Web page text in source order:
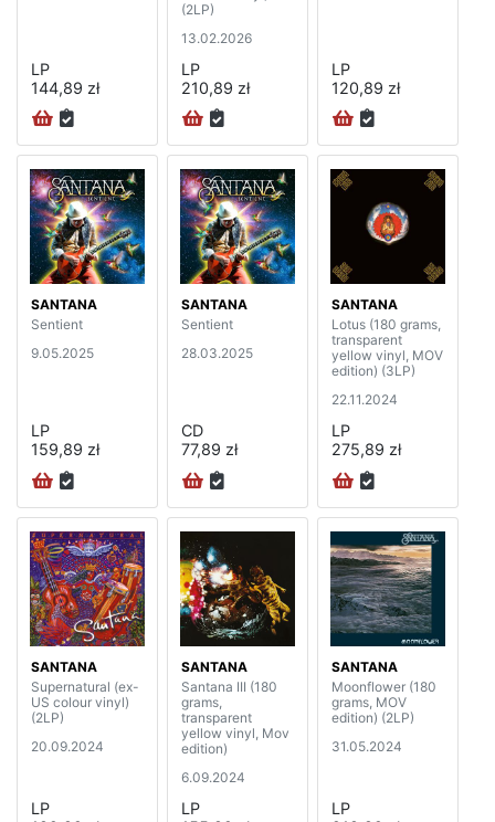
LP
144,89 zł
(2LP)
13.02.2026
LP
210,89 zł
LP
120,89 zł
SANTANA
Sentient
9.05.2025
LP
159,89 zł
SANTANA
Sentient
28.03.2025
CD
77,89 zł
SANTANA
Lotus (180 grams,
transparent
yellow vinyl, MOV
edition) (3LP)
22.11.2024
LP
275,89 zł
SANTANA
Supernatural (ex-
US colour vinyl)
(2LP)
20.09.2024
LP
SANTANA
Santana III (180
grams,
transparent
yellow vinyl, Mov
edition)
6.09.2024
LP
SANTANA
Moonflower (180
grams, MOV
edition) (2LP)
31.05.2024
LP